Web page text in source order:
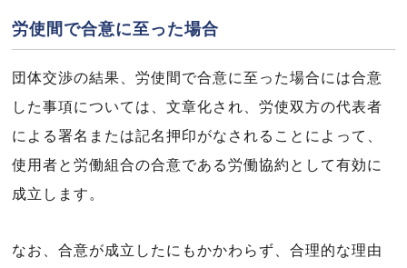
労使間で合意に至った場合
団体交渉の結果、労使間で合意に至った場合には合意
した事項については、文章化され、労使双方の代表者
による署名または記名押印がなされることによって、
使用者と労働組合の合意である労働協約として有効に
成立します。
なお、合意が成立したにもかかわらず、合理的な理由